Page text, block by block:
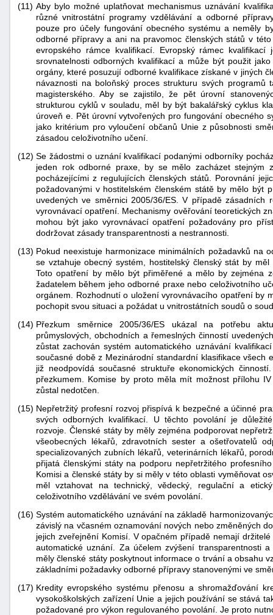
(11) Aby bylo možné uplatňovat mechanismus uznávání
různé vnitrostátní programy vzdělávání a odborné
pouze pro účely fungování obecného systému a neměly
odborné přípravy a ani na pravomoc členských států v
evropského rámce kvalifikací. Evropský rámec
srovnatelnosti odborných kvalifikací a může být použit
orgány, které posuzují odborné kvalifikace získané v jiných
návaznosti na boloňský proces strukturu svých
magisterského. Aby se zajistilo, že pět úrovní
strukturou cyklů v souladu, měl by být bakalářský cyklus
úroveň e. Pět úrovní vytvořených pro fungování obecného
jako kritérium pro vyloučení občanů Unie z působnosti
zásadou celoživotního učení.
(12) Se žádostmi o uznání kvalifikací podanými odborníky
jeden rok odborné praxe, by se mělo zacházet stejným
pocházejícími z regulujících členských států. Porovnání
požadovanými v hostitelském členském státě by mělo být
uvedených ve směrnici 2005/36/ES. V případě
vyrovnávací opatření. Mechanismy ověřování teoretických
mohou být jako vyrovnávací opatření požadovány pro
dodržovat zásady transparentnosti a nestrannosti.
(13) Pokud neexistuje harmonizace minimálních požadavků na
se vztahuje obecný systém, hostitelský členský stát by
Toto opatření by mělo být přiměřené a mělo by zejména
žadatelem během jeho odborné praxe nebo celoživotního
orgánem. Rozhodnutí o uložení vyrovnávacího opatření by
pochopit svou situaci a požádat u vnitrostátních soudů o
(14) Přezkum směrnice 2005/36/ES ukázal na potřebu
průmyslových, obchodních a řemeslných činností
zůstat zachován systém automatického uznávání
současné době z Mezinárodní standardní klasifikace všech
již neodpovídá současné struktuře ekonomických
přezkumem. Komise by proto měla mít možnost přílohu
zůstal nedotčen.
(15) Nepřetržitý profesní rozvoj přispívá k bezpečné a účinné
svých odborných kvalifikací. U těchto povolání je
rozvoje. Členské státy by měly zejména podporovat
všeobecných lékařů, zdravotních sester a ošetřovatelů
specializovaných zubních lékařů, veterinárních lékařů,
přijatá členskými státy na podporu nepřetržitého
Komisi a členské státy by si měly v této oblasti vyměňovat
měl vztahovat na technický, vědecký, regulační a
celoživotního vzdělávání ve svém povolání.
(16) Systém automatického uznávání na základě
závislý na včasném oznamování nových nebo změněných
jejich zveřejnění Komisí. V opačném případě nemají
automatické uznání. Za účelem zvýšení transparentnosti
měly členské státy poskytnout informace o trvání a obsahu
základními požadavky odborné přípravy stanovenými ve
(17) Kredity evropského systému přenosu a shromažďování
vysokoškolských zařízení Unie a jejich používání se stává
požadované pro výkon regulovaného povolání. Je proto